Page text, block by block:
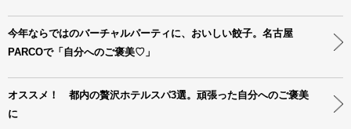
今年ならではのバーチャルパーティに、おいしい餃子。名古屋
PARCOで「自分へのご褒美♡」
オススメ！ 都内の贅沢ホテルスパ3選。頑張った自分へのご褒美
に